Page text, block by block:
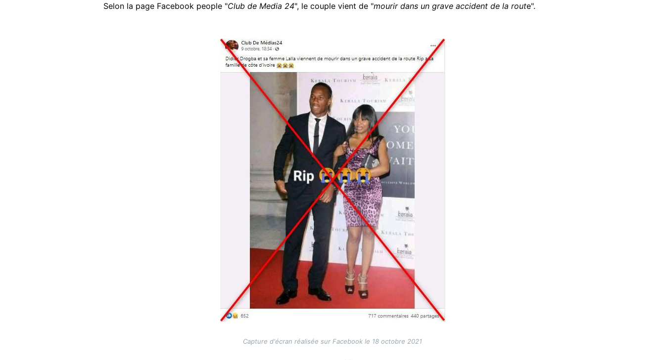
Selon la page Facebook people "Club de Media 24", le couple vient de "mourir dans un grave accident de la route".
Capture d'écran réalisée sur Facebook le 18 octobre 2021